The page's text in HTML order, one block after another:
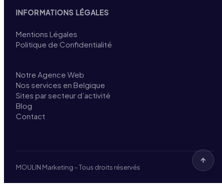
INFORMATIONS LÉGALES
Mentions Légales
Politique de Confidentialité
Notre Agence Web
Nos services en Belgique
Sites par secteur d’activité
Blog
Contact
MOULIN Marketing – Tous droits réservés